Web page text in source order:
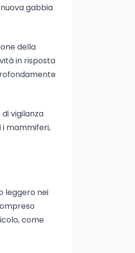
gabbia
della
in risposta
vigilanza
mammiferi,
leggero nei
come